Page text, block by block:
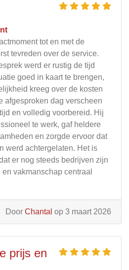
tot en met de
tevreden over de service.
werd er rustig de tijd
goed in kaart te brengen,
kreeg over de kosten
afgesproken dag verscheen
en volledig voorbereid. Hij
te werk, gaf heldere
en zorgde ervoor dat
werd achtergelaten. Het is
er nog steeds bedrijven zijn
vakmanschap centraal
Door Chantal op 3 maart 2026
prijs en